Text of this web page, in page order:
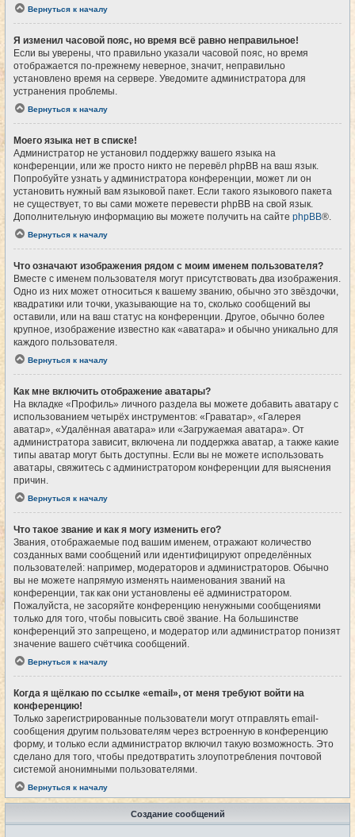
Вернуться к началу
Я изменил часовой пояс, но время всё равно неправильное!
Если вы уверены, что правильно указали часовой пояс, но время
отображается по-прежнему неверное, значит, неправильно
установлено время на сервере. Уведомите администратора для
устранения проблемы.
Вернуться к началу
Моего языка нет в списке!
Администратор не установил поддержку вашего языка на
конференции, или же просто никто не перевёл phpBB на ваш язык.
Попробуйте узнать у администратора конференции, может ли он
установить нужный вам языковой пакет. Если такого языкового пакета
не существует, то вы сами можете перевести phpBB на свой язык.
Дополнительную информацию вы можете получить на сайте phpBB®.
Вернуться к началу
Что означают изображения рядом с моим именем пользователя?
Вместе с именем пользователя могут присутствовать два изображения.
Одно из них может относиться к вашему званию, обычно это звёздочки,
квадратики или точки, указывающие на то, сколько сообщений вы
оставили, или на ваш статус на конференции. Другое, обычно более
крупное, изображение известно как «аватара» и обычно уникально для
каждого пользователя.
Вернуться к началу
Как мне включить отображение аватары?
На вкладке «Профиль» личного раздела вы можете добавить аватару с
использованием четырёх инструментов: «Граватар», «Галерея
аватар», «Удалённая аватара» или «Загружаемая аватара». От
администратора зависит, включена ли поддержка аватар, а также какие
типы аватар могут быть доступны. Если вы не можете использовать
аватары, свяжитесь с администратором конференции для выяснения
причин.
Вернуться к началу
Что такое звание и как я могу изменить его?
Звания, отображаемые под вашим именем, отражают количество
созданных вами сообщений или идентифицируют определённых
пользователей: например, модераторов и администраторов. Обычно
вы не можете напрямую изменять наименования званий на
конференции, так как они установлены её администратором.
Пожалуйста, не засоряйте конференцию ненужными сообщениями
только для того, чтобы повысить своё звание. На большинстве
конференций это запрещено, и модератор или администратор понизят
значение вашего счётчика сообщений.
Вернуться к началу
Когда я щёлкаю по ссылке «email», от меня требуют войти на
конференцию!
Только зарегистрированные пользователи могут отправлять email-
сообщения другим пользователям через встроенную в конференцию
форму, и только если администратор включил такую возможность. Это
сделано для того, чтобы предотвратить злоупотребления почтовой
системой анонимными пользователями.
Вернуться к началу
Создание сообщений